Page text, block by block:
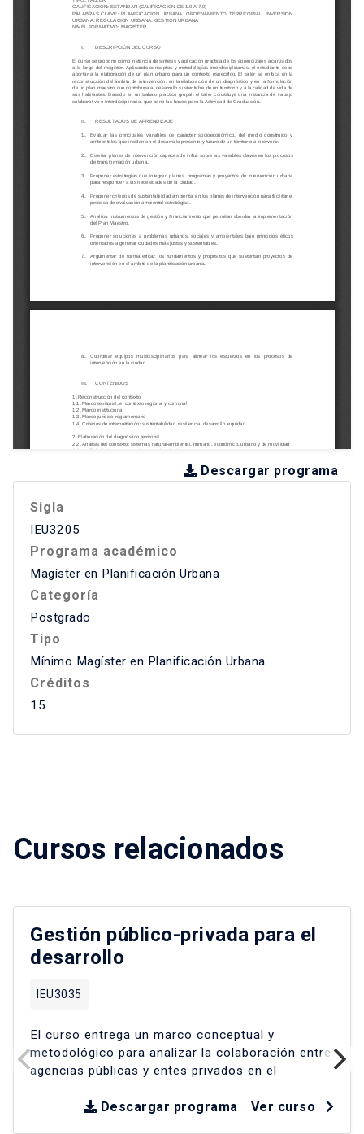
Descargar programa
Sigla
IEU3205
Programa académico
Magíster en Planificación Urbana
Categoría
Postgrado
Tipo
Mínimo Magíster en Planificación Urbana
Créditos
15
Cursos relacionados
Gestión público-privada para el
desarrollo
IEU3035
El curso entrega un marco conceptual y
metodológico para analizar la colaboración entre
agencias públicas y entes privados en el
desarrollo territorial
Se reflexiona críticamente
sobre experiencias en América Latina y Chile
Ver curso
Descargar programa